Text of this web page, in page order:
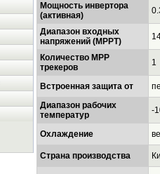
Мощность инвертора
(активная)
Диапазон входных
напряжений (MPPT)
Количество MPP
трекеров
1
Встроенная защита от
Диапазон рабочих
температур
-
Охлаждение
Страна производства